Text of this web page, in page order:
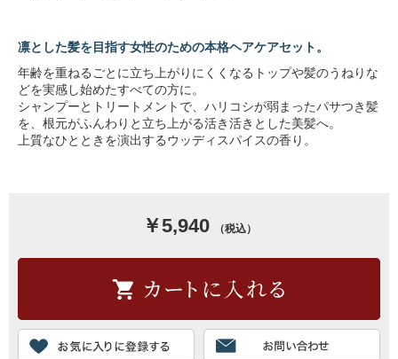
凛とした髪を目指す女性のための本格ヘアケアセット。
年齢を重ねるごとに立ち上がりにくくなるトップや髪のうねりな
どを実感し始めたすべての方に。
シャンプーとトリートメントで、ハリコシが弱まったパサつき髪
を、根元がふんわりと立ち上がる活き活きとした美髪へ。
上質なひとときを演出するウッディスパイスの香り。
￥5,940 （税込）